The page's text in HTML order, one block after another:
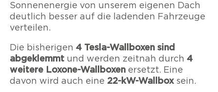
Sonnenenergie von unserem eigenen Dach
deutlich besser auf die ladenden Fahrzeuge
verteilen.
Die bisherigen 4 Tesla-Wallboxen sind
abgeklemmt und werden zeitnah durch 4
weitere Loxone-Wallboxen ersetzt. Eine
davon wird auch eine 22-kW-Wallboxsein.